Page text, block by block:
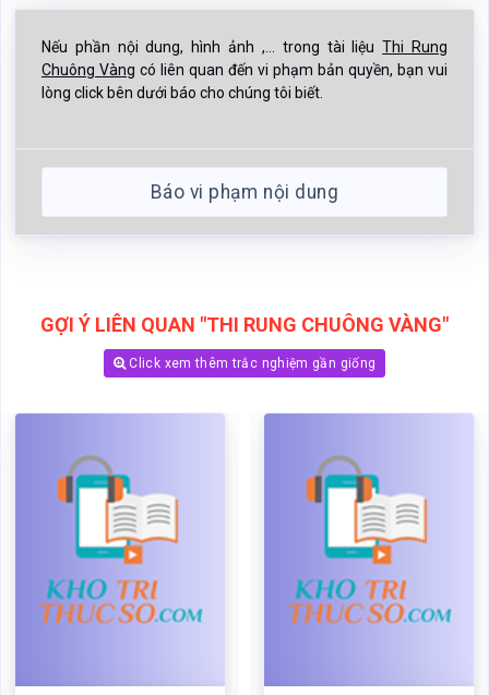
Nếu phần nội dung, hình ảnh ,... trong tài liệuThi Rung
Chuông Vàng có liên quan đến vi phạm bản quyền, bạn vui
lòng click bên dưới báo cho chúng tôi biết.
Báo vi phạm nội dung
GỢI Ý LIÊN QUAN "THI RUNG CHUÔNG VÀNG"
Click xem thêm trắc nghiệm gần giống